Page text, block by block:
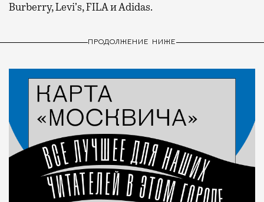
Burberry, Leviʼs, FILA и Adidas.
ПРОДОЛЖЕНИЕ НИЖЕ